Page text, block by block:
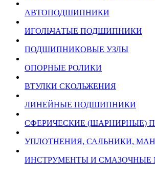
АВТОПОДШИПНИКИ
ИГОЛЬЧАТЫЕ ПОДШИПНИКИ
ПОДШИПНИКОВЫЕ УЗЛЫ
ОПОРНЫЕ РОЛИКИ
ВТУЛКИ СКОЛЬЖЕНИЯ
ЛИНЕЙНЫЕ ПОДШИПНИКИ
СФЕРИЧЕСКИЕ (ШАРНИРНЫЕ)
УПЛОТНЕНИЯ, САЛЬНИКИ,
ИНСТРУМЕНТЫ И СМАЗОЧНЫЕ